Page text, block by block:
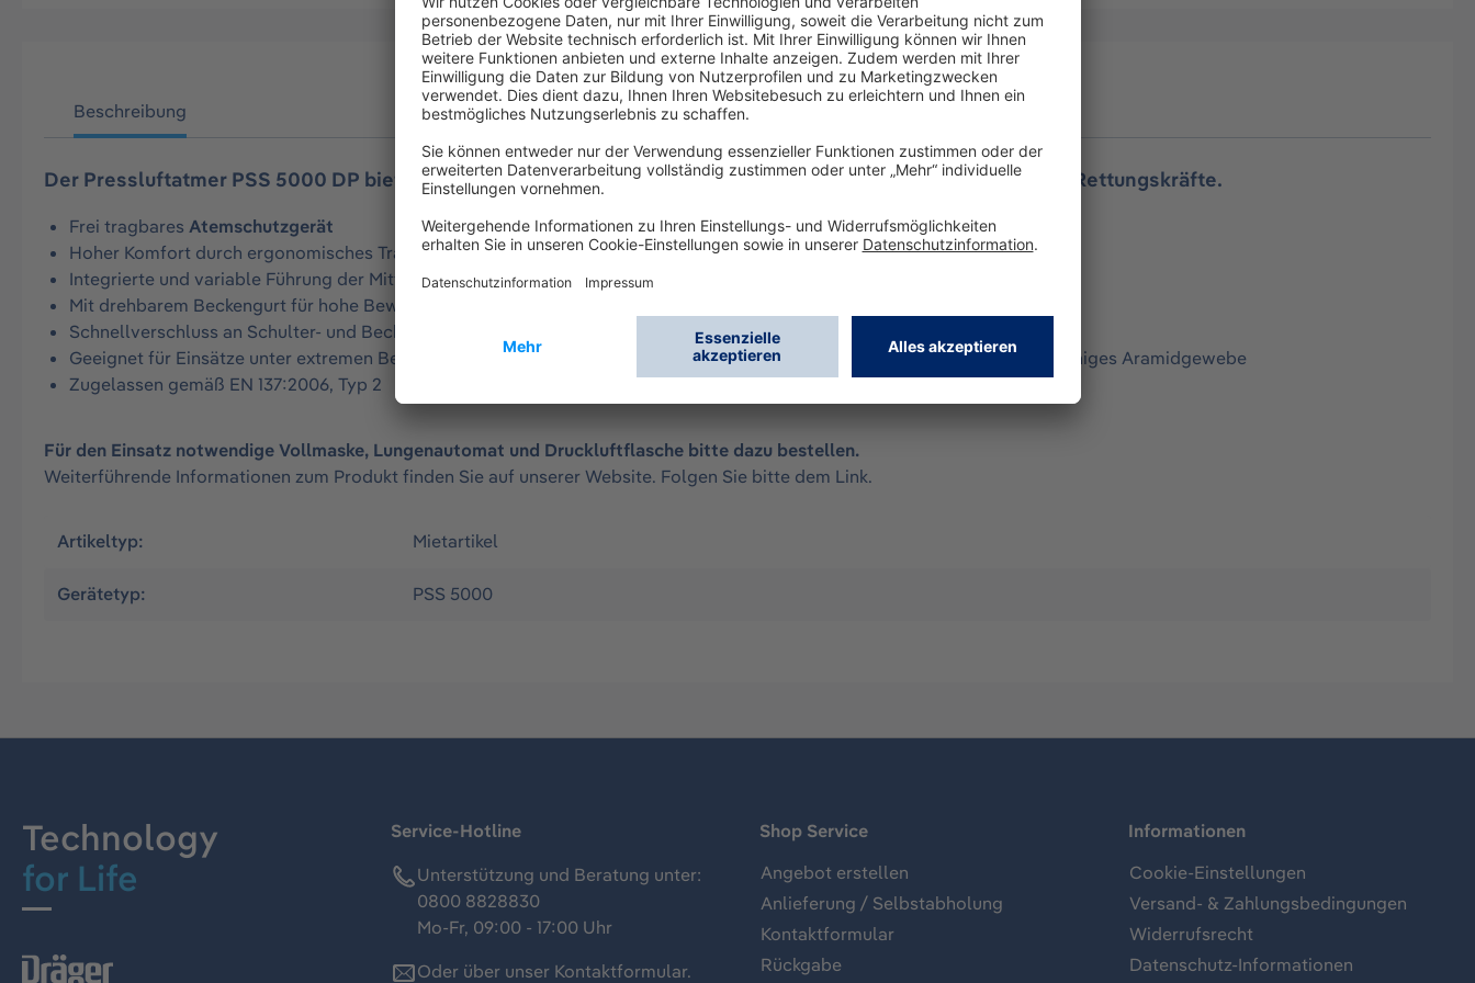
Beschreibung
Der Pressluftatmer PSS 5000 DP bietet zuverlässigen Atemschutz und wurde entwickelt für Feuerwehr- und Rettungskräfte.
Frei tragbares Atemschutzgerät
Hoher Komfort durch ergonomisches Tragesystem
Integrierte und variable Führung der Mittel- und Hochdruckleitungen
Mit drehbarem Beckengurt für hohe Bewegungsfreiheit
Schnellverschluss an Schulter- und Beckengurt
Geeignet für Einsätze unter extremen Bedingungen durch hochwertige Materialien wie Edelstahlschnallen und strapazierfähiges Aramidgewebe
Zugelassen gemäß EN 137:2006, Typ 2
Für den Einsatz notwendige Vollmaske, Lungenautomat und Druckluftflasche bitte dazu bestellen.
Weiterführende Informationen zum Produkt finden Sie auf unserer Website. Folgen Sie bitte dem Link.
Artikeltyp: Mietartikel
Gerätetyp: PSS 5000
Technology
for Life
Service-Hotline
Unterstützung und Beratung unter:
0800 8828830
Mo-Fr, 09:00 - 17:00 Uhr
Oder über unser Kontaktformular.
Shop Service
Angebot erstellen
Anlieferung / Selbstabholung
Kontaktformular
Rückgabe
Informationen
Cookie-Einstellungen
Versand- & Zahlungsbedingungen
Widerrufsrecht
Datenschutz-Informationen